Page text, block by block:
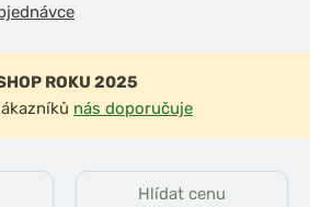
ROKU 2025
nás doporučuje
Hlídat cenu